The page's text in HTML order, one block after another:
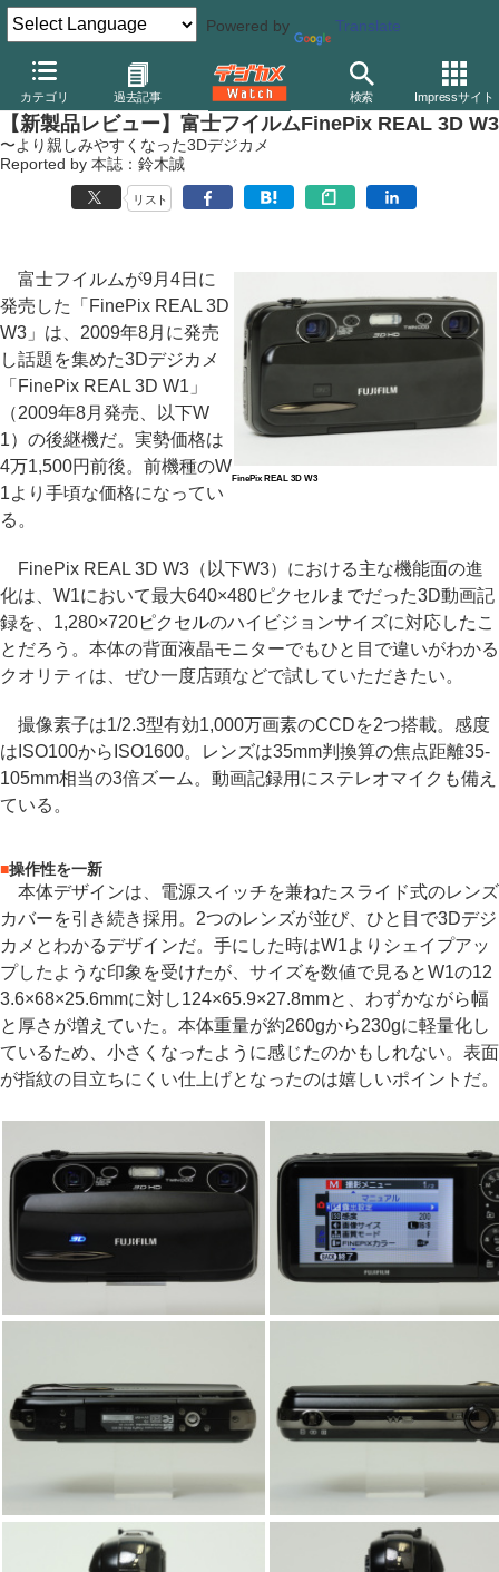
Powered by Translate
カテゴリ 過去記事 検索 Impressサイト
デジカメ Watch カメラ レンズ一体型（コンパクト）カメラ 富
【新製品レビュー】富士フイルムFinePix REAL 3D W3
〜より親しみやすくなった3Dデジカメ
Reported by 本誌：鈴木誠
リスト
FinePix REAL 3D W3
富士フイルムが9月4日に
発売した「FinePix REAL 3D
W3」は、2009年8月に発売
し話題を集めた3Dデジカメ
「FinePix REAL 3D W1」
（2009年8月発売、以下W
1）の後継機だ。実勢価格は
4万1,500円前後。前機種のW
1より手頃な価格になってい
る。
FinePix REAL 3D W3（以下W3）における主な機能面の進
化は、W1において最大640×480ピクセルまでだった3D動画記
録を、1,280×720ピクセルのハイビジョンサイズに対応したこ
とだろう。本体の背面液晶モニターでもひと目で違いがわかる
クオリティは、ぜひ一度店頭などで試していただきたい。
撮像素子は1/2.3型有効1,000万画素のCCDを2つ搭載。感度
はISO100からISO1600。レンズは35mm判換算の焦点距離35-
105mm相当の3倍ズーム。動画記録用にステレオマイクも備え
ている。
■操作性を一新
本体デザインは、電源スイッチを兼ねたスライド式のレンズ
カバーを引き続き採用。2つのレンズが並び、ひと目で3Dデジ
カメとわかるデザインだ。手にした時はW1よりシェイプアッ
プしたような印象を受けたが、サイズを数値で見るとW1の12
3.6×68×25.6mmに対し124×65.9×27.8mmと、わずかながら幅
と厚さが増えていた。本体重量が約260gから230gに軽量化し
ているため、小さくなったように感じたのかもしれない。表面
が指紋の目立ちにくい仕上げとなったのは嬉しいポイントだ。